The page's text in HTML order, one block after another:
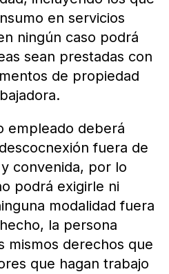
en servicios
ningún caso podrá
sean prestadas con
de propiedad
empleado deberá
fuera de
convenida, por lo
podrá exigirle ni
modalidad fuera
la persona
mismos derechos que
que hagan trabajo